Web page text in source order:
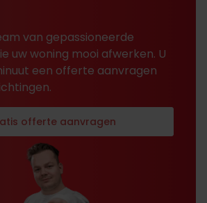
van gepassioneerde
uw woning mooi afwerken. U
een offerte aanvragen
offerte aanvragen